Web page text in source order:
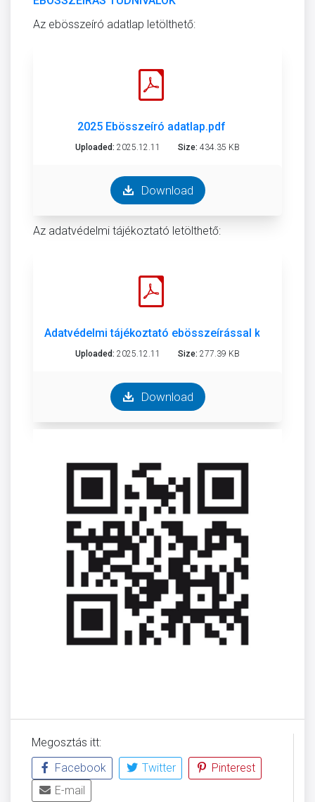
Az ebösszeíró adatlap letölthető:
2025 Ebösszeíró adatlap.pdf
Uploaded: 2025.12.11 Size: 434.35 KB
Download
Az adatvédelmi tájékoztató letölthető:
Adatvédelmi tájékoztató ebösszeírással
Uploaded: 2025.12.11 Size: 277.39 KB
Download
Megosztás itt:
Facebook
Twitter
Pinterest
E-mail